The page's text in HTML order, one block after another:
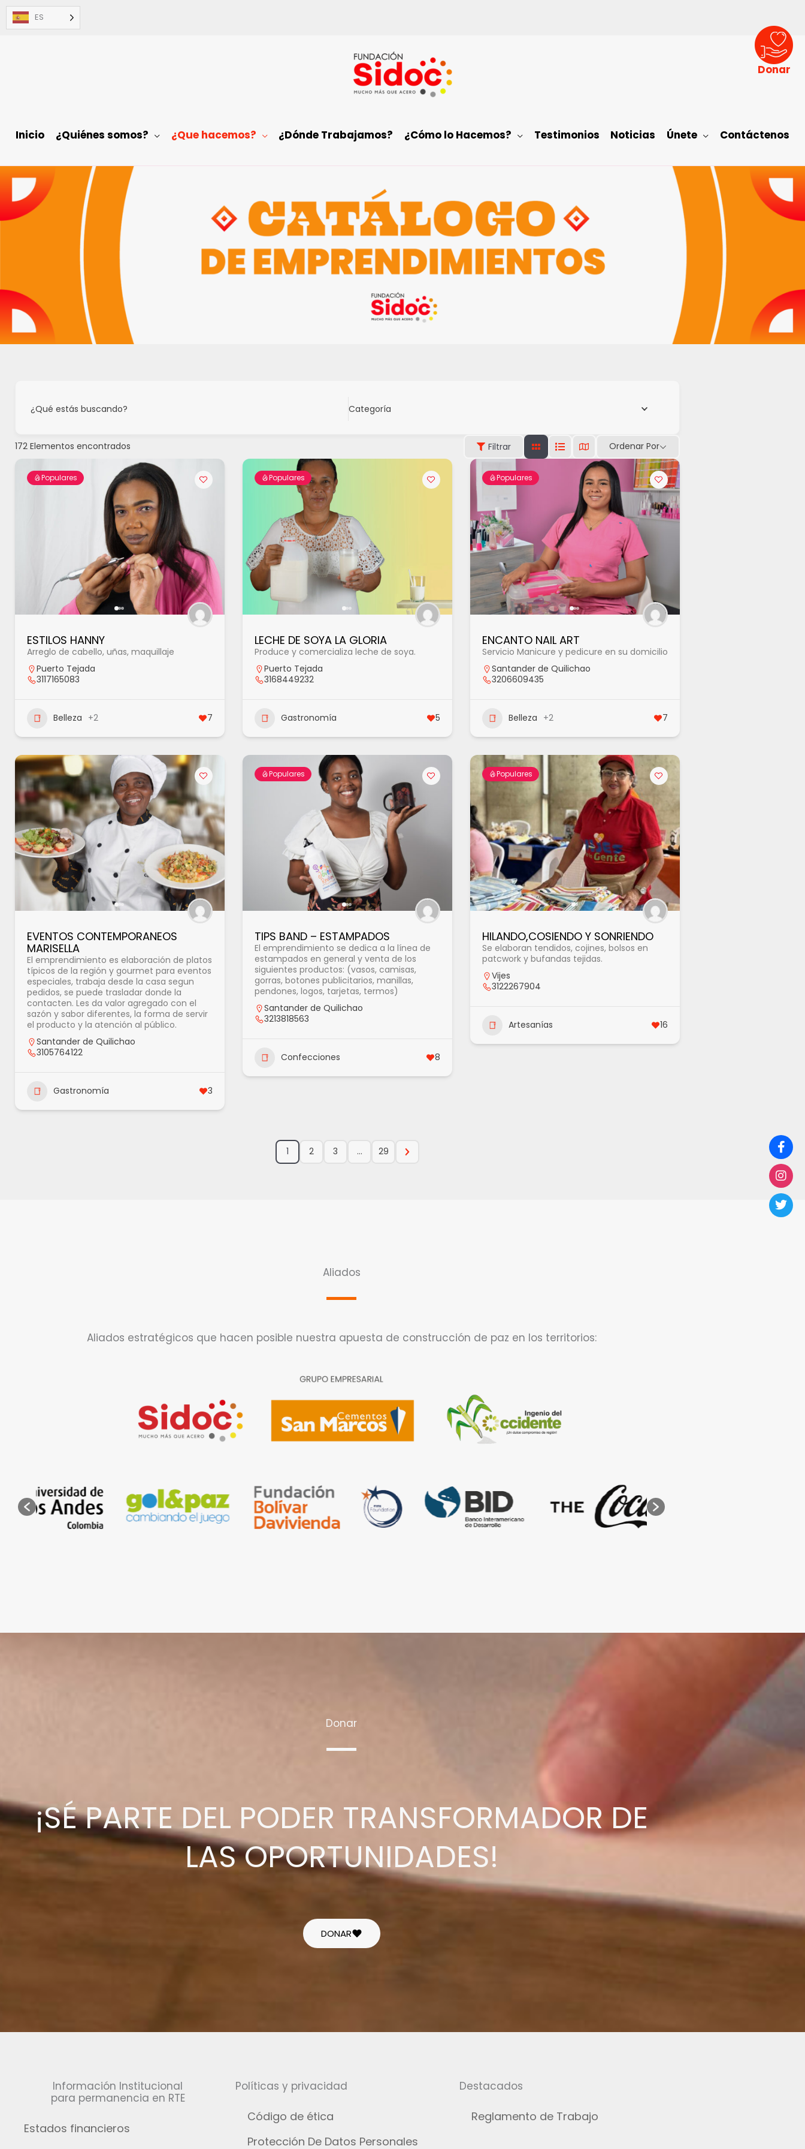
ES
Inicio ¿Quiénes somos? ¿Que hacemos? ¿Dónde Trabajamos? ¿Cómo lo Hacemos? Testimonios Noticias Únete Contáctenos
Donar
¿Qué estás buscando? Categoría
172 Elementos encontrados Filtrar Ordenar Por
Populares
ESTILOS HANNY
Arreglo de cabello, uñas, maquillaje
Puerto Tejada
3117165083
Belleza +2 7
Populares
LECHE DE SOYA LA GLORIA
Produce y comercializa leche de soya.
Puerto Tejada
3168449232
Gastronomía 5
Populares
ENCANTO NAIL ART
Servicio Manicure y pedicure en su domicilio
Santander de Quilichao
3206609435
Belleza +2 7
EVENTOS CONTEMPORANEOS
MARISELLA
El emprendimiento es elaboración de platos
típicos de la región y gourmet para eventos
especiales, trabaja desde la casa segun
pedidos, se puede trasladar donde la
contacten. Les da valor agregado con el
sazón y sabor diferentes, la forma de servir
el producto y la atención al público.
Santander de Quilichao
3105764122
Gastronomía 3
Populares
TIPS BAND – ESTAMPADOS
El emprendimiento se dedica a la línea de
estampados en general y venta de los
siguientes productos: (vasos, camisas,
gorras, botones publicitarios, manillas,
pendones, logos, tarjetas, termos)
Santander de Quilichao
3213818563
Confecciones 8
Populares
HILANDO,COSIENDO Y SONRIENDO
Se elaboran tendidos, cojines, bolsos en
patcwork y bufandas tejidas.
Vijes
3122267904
Artesanías 16
1 2 3 … 29
Aliados
Aliados estratégicos que hacen posible nuestra apuesta de construcción de paz en los territorios:
Donar
¡SÉ PARTE DEL PODER TRANSFORMADOR DE
LAS OPORTUNIDADES!
DONAR
Información Institucional
para permanencia en RTE
Estados financieros
Políticas y privacidad
Código de ética
Protección De Datos Personales
Destacados
Reglamento de Trabajo